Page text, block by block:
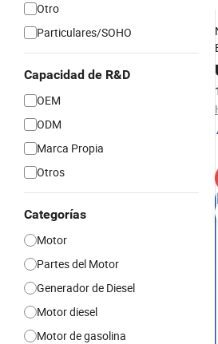
Otro
Particulares/SOHO
Capacidad de R&D
OEM
ODM
Marca Propia
Otros
Categorías
Motor
Partes del Motor
Generador de Diesel
Motor diesel
Motor de gasolina